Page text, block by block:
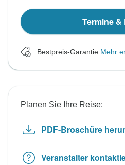
Termine &
Bestpreis-Garantie Mehr
Planen Sie Ihre Reise:
PDF-Broschüre
Veranstalter